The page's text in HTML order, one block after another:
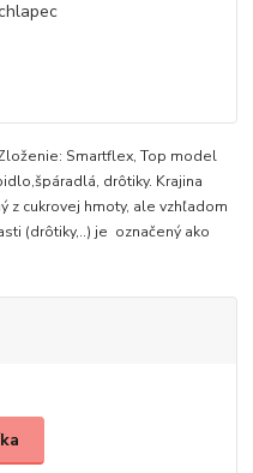
Smartflex, Top model
drôtiky. Krajina
z cukrovej hmoty, ale vzhľadom
(drôtiky,..) je označený ako